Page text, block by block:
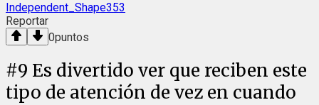
Independent_Shape353
Reportar
0puntos
#9 Es divertido ver que reciben este
tipo de atención de vez en cuando